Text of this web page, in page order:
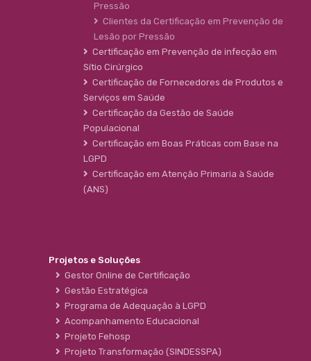
Pressão
Clientes da Certificação em Prevenção de
Lesão por Pressão
Certificação em Prevenção de infecção em
Sítio Cirúrgico
Certificação de Fornecedores de Produtos e
Serviços em Saúde
Certificação da Gestão de Saúde
Populacional
Certificação em Boas Práticas com Base na
LGPD
Certificação em Atenção Primaria à Saúde
(ANS)
Projetos e Soluções
Gestor Online de Certificação
Gestão Estratégica
Programa de Adequação à LGPD
Acompanhamento Educacional
Projeto Fehosp
Projeto Transformação (SINDESSPA)